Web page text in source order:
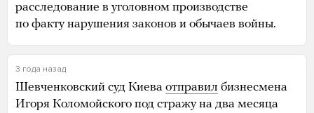
расследование в уголовном производстве
по факту нарушения законов и обычаев войны.
3 года назад
Шевченковский суд Киева отправил бизнесмена
Игоря Коломойского под стражу на два месяца